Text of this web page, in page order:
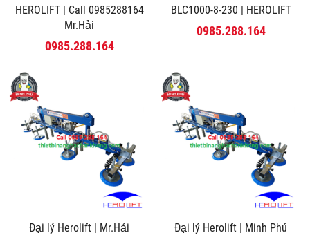
HEROLIFT | Call 0985288164
Mr.Hải
0985.288.164
BLC1000-8-230 | HEROLIFT
0985.288.164
Đại lý Herolift | Mr.Hải
Đại lý Herolift | Minh Phú